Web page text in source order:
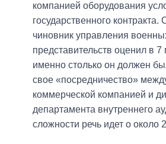
компанией оборудования
государственного контракта.
чиновник управления
представительств оценил в 7
именно столько он должен
свое «посредничество»
коммерческой компанией и
департамента внутреннего
сложности речь идет о около